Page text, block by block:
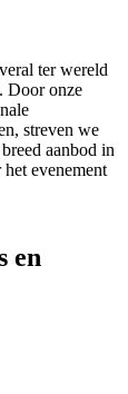
ter wereld
Door onze
streven we
aanbod in
evenement
en